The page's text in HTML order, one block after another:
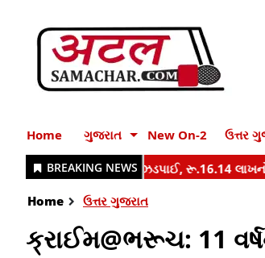
Home ગુજરાત New On-2 ઉત્તર
Home ઉત્તર ગુજરાત
ક્રાઈમ@ભરૂચ: 11